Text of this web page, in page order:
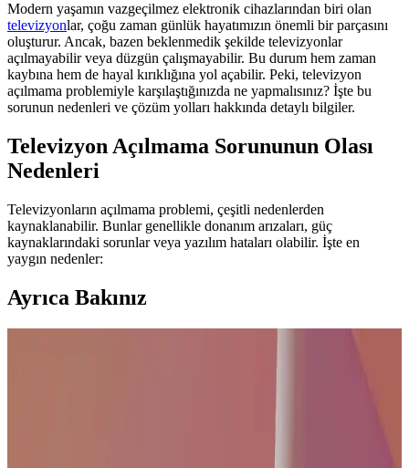
Modern yaşamın vazgeçilmez elektronik cihazlarından biri olan
televizyonlar, çoğu zaman günlük hayatımızın önemli bir parçasını
oluşturur. Ancak, bazen beklenmedik şekilde televizyonlar
açılmayabilir veya düzgün çalışmayabilir. Bu durum hem zaman
kaybına hem de hayal kırıklığına yol açabilir. Peki, televizyon
açılmama problemiyle karşılaştığınızda ne yapmalısınız? İşte bu
sorunun nedenleri ve çözüm yolları hakkında detaylı bilgiler.
Televizyon Açılmama Sorununun Olası
Nedenleri
Televizyonların açılmama problemi, çeşitli nedenlerden
kaynaklanabilir. Bunlar genellikle donanım arızaları, güç
kaynaklarındaki sorunlar veya yazılım hataları olabilir. İşte en
yaygın nedenler:
Ayrıca Bakınız